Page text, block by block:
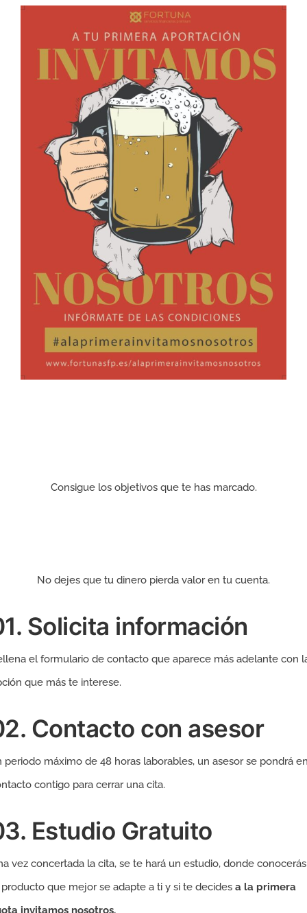
Consigue los objetivos que te has marcado.
No dejes que tu dinero pierda valor en tu cuenta.
Solicita información
el formulario de contacto que aparece más adelante con
que más te interese.
Contacto con asesor
periodo máximo de 48 horas laborables, un asesor se pondrá
contigo para cerrar una cita.
Estudio Gratuito
vez concertada la cita, se te hará un estudio, donde conocerás
que mejor se adapte a ti y si te decides a la primera
invitamos nosotros.